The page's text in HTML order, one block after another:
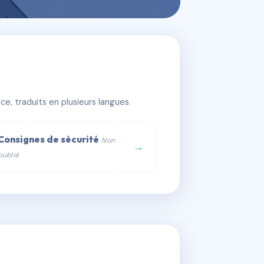
traduits en plusieurs langues.
de sécurité Non
→